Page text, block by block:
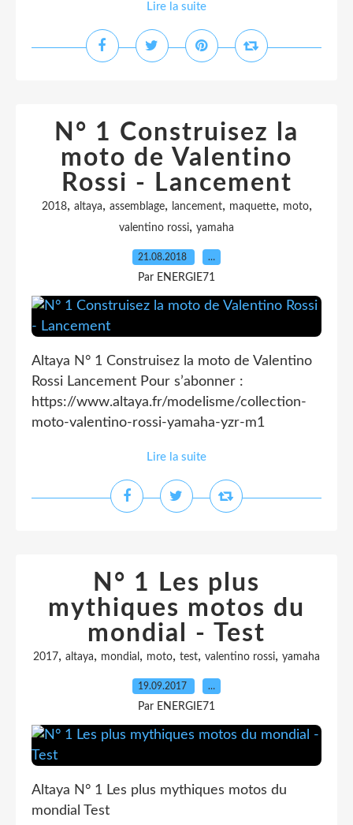
Lire la suite
N° 1 Construisez la
moto de Valentino
Rossi - Lancement
2018, altaya, assemblage, lancement, maquette, moto,
valentino rossi, yamaha
21.08.2018 …
Par ENERGIE71
Altaya N° 1 Construisez la moto de Valentino
Rossi Lancement Pour s’abonner :
https://www.altaya.fr/modelisme/collection-
moto-valentino-rossi-yamaha-yzr-m1
Lire la suite
N° 1 Les plus
mythiques motos du
mondial - Test
2017, altaya, mondial , moto, test, valentino rossi, yamaha
19.09.2017 …
Par ENERGIE71
Altaya N° 1 Les plus mythiques motos du
mondial Test